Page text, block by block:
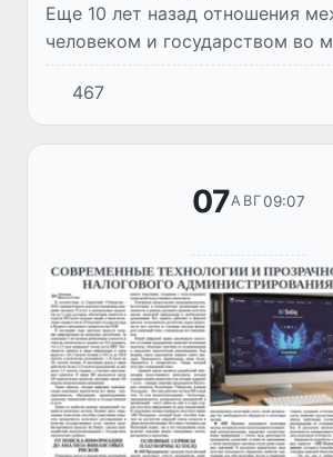
Еще 10 лет назад отношения
человеком и государством во многом
строились по принципу административной
дистанции. Для миллионов граждан
привычной реальностью были
467
07АВГ09:07